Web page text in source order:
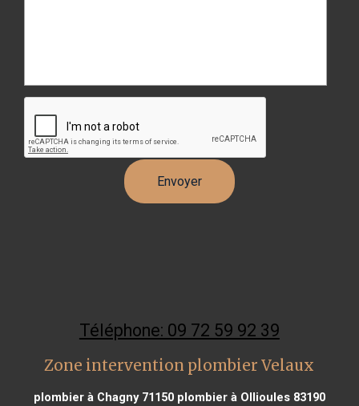
Téléphone: 09 72 59 92 39
Zone intervention plombier Velaux
plombier à Chagny 71150plombier à Ollioules 83190